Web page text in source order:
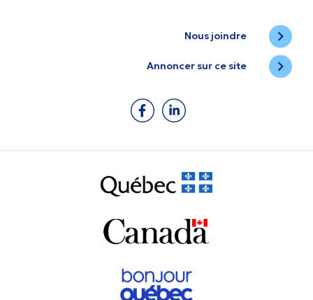
Nous joindre
Annoncer sur ce site